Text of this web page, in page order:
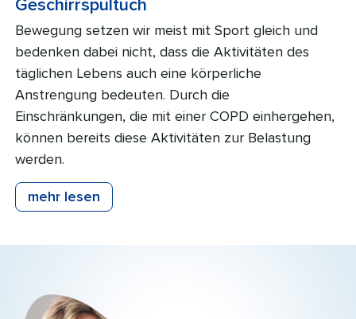
Geschirrspültuch
Bewegung setzen wir meist mit Sport gleich und
bedenken dabei nicht, dass die Aktivitäten des
täglichen Lebens auch eine körperliche
Anstrengung bedeuten. Durch die
Einschränkungen, die mit einer COPD einhergehen,
können bereits diese Aktivitäten zur Belastung
werden.
mehr lesen